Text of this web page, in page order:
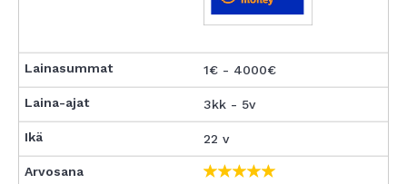
1€ - 4000€
3kk - 5v
22 v